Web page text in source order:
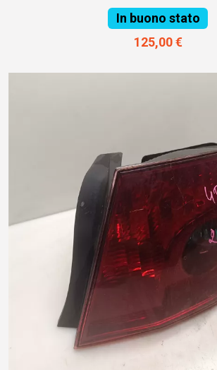
In buono stato
125,00 €